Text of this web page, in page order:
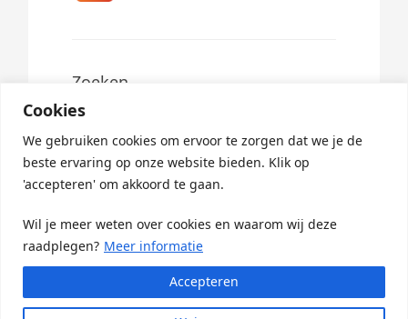
Cookies
We gebruiken cookies om ervoor te zorgen dat we je de
beste ervaring op onze website bieden. Klik op
'accepteren' om akkoord te gaan.
Wil je meer weten over cookies en waarom wij deze
raadplegen? Meer informatie
Accepteren
Zoeken
Search
for:
© 2026 ·StandBy Updates· Powered ByGreenlet